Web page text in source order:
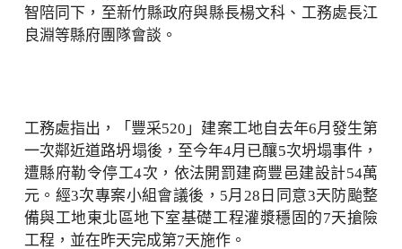
智陪同下，至新竹縣政府與縣長楊文科、工務處長江
良淵等縣府團隊會談。
工務處指出，「豐采520」建案工地自去年6月發生第
一次鄰近道路坍塌後，至今年4月已釀5次坍塌事件，
遭縣府勒令停工4次，依法開罰建商豐邑建設計54萬
元。經3次專案小組會議後，5月28日同意3天防颱整
備與工地東北區地下室基礎工程灌漿穩固的7天搶險
工程，並在昨天完成第7天施作。